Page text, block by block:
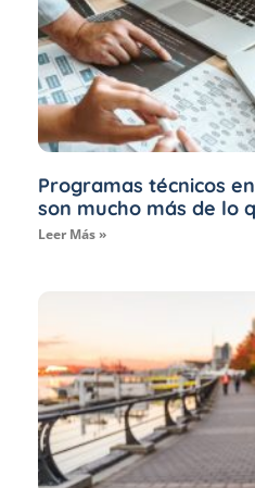
Programas técnicos
son mucho más de lo
Leer Más »